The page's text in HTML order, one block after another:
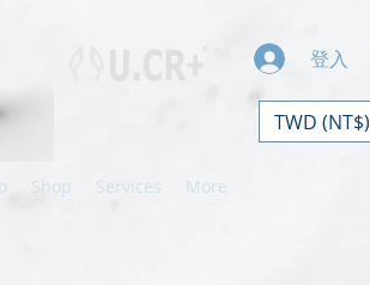
登入
TWD (NT$)
Shop Services More